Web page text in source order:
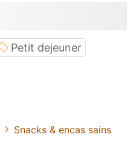
Petit dejeuner
Snacks & encas sains